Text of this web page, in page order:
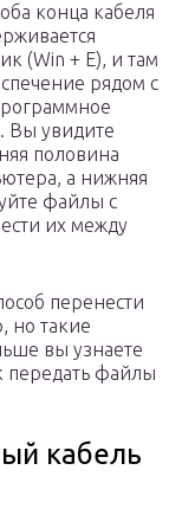
конца кабеля
(Win + E), и там
рядом с
Вы увидите
половина
а нижняя
файлы с
их между
перенести
но такие
вы узнаете
передать файлы
кабель